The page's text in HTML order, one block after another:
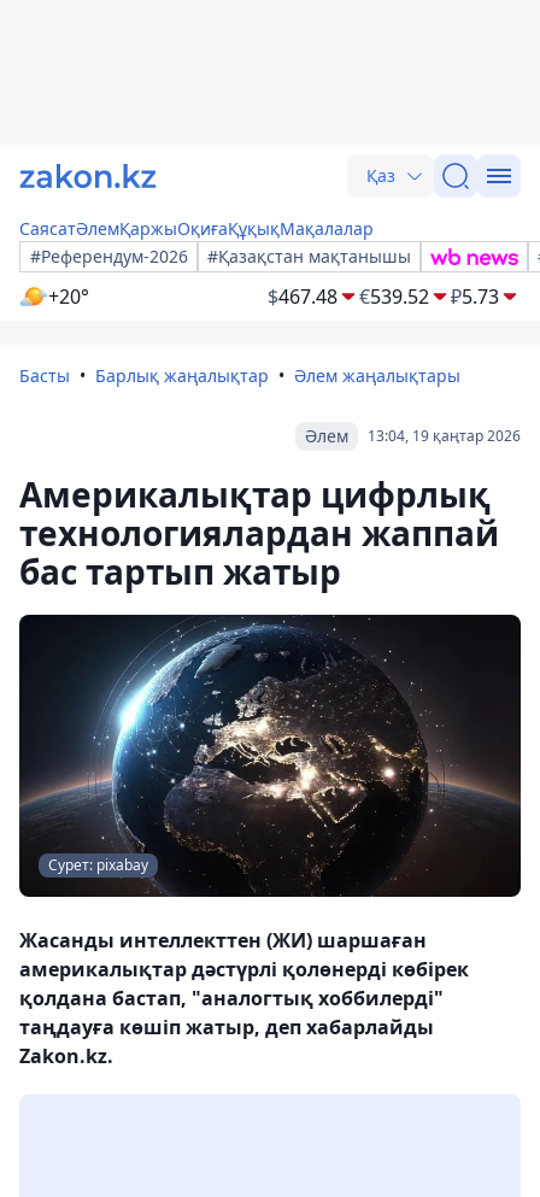
Қаз
СаясатӘлемҚаржыОқиғаҚұқықМақалалар
#Референдум-2026
#Қазақстан мақтанышы
+20° $467.48 €539.52 ₽5.73
Басты Барлық жаңалықтар Әлем жаңалықтары
13:04, 19 қаңтар 2026
Әлем
Америкалықтар цифрлық
технологиялардан жаппай
бас тартып жатыр
Сурет: pixabay
Жасанды интеллекттен (ЖИ) шаршаған
америкалықтар дәстүрлі қолөнерді көбірек
қолдана бастап, "аналогтық хоббилерді"
таңдауға көшіп жатыр, деп хабарлайды
Zakon.kz.